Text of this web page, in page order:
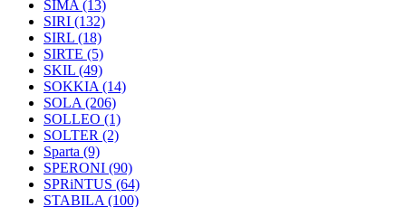
SIMA (13)
SIRI (132)
SIRL (18)
SIRTE (5)
SKIL (49)
SOKKIA (14)
SOLA (206)
SOLLEO (1)
SOLTER (2)
Sparta (9)
SPERONI (90)
SPRiNTUS (64)
STABILA (100)